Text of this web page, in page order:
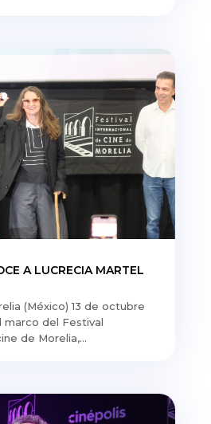
A LUCRECIA MARTEL
(México) 13 de octubre
marco del Festival
de Morelia,...